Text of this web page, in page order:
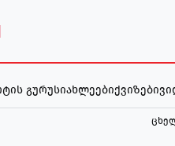
გურუსიახლეებიქვიზები